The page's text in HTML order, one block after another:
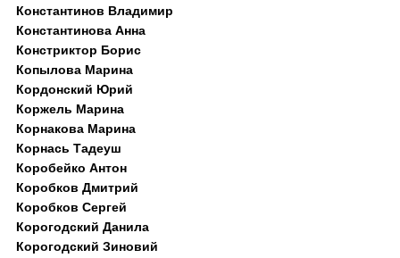
Константинов Владимир
Константинова Анна
Констриктор Борис
Копылова Марина
Кордонский Юрий
Коржель Марина
Корнакова Марина
Корнась Тадеуш
Коробейко Антон
Коробков Дмитрий
Коробков Сергей
Корогодский Данила
Корогодский Зиновий